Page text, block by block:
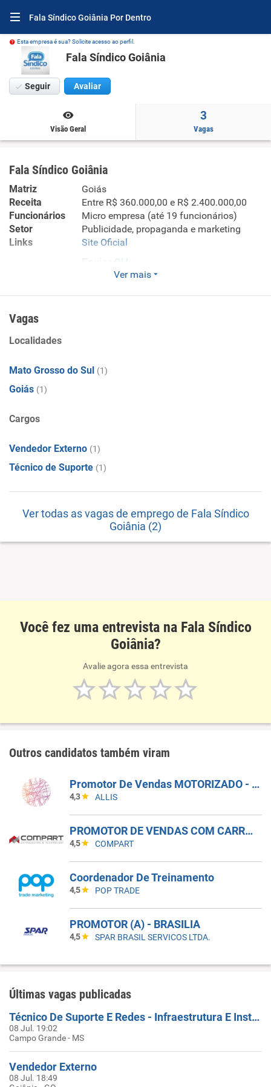
Fala Síndico Goiânia Por Dentro
Esta empresa é sua? Solicite acesso ao perfil.
Fala Síndico Goiânia
Seguir Avaliar
Visão Geral
3
Vagas
Fala Síndico Goiânia
Matriz
Goiás
Receita
Entre R$ 360.000,00 e R$ 2.400.000,00
Funcionários
Micro empresa (até 19 funcionários)
Setor
Publicidade, propaganda e marketing
Links
Site Oficial
Enviar CV
entretenimento e publicidade por meio de telas digitais
moradores e empresas se conectam. Com um modelo de
profissionais que desejam fazer parte de um time
dinâmico, com oportunidades reais de desenvolvimento e
Ver mais
Vagas
Localidades
Mato Grosso do Sul (1)
Goiás (1)
Cargos
Vendedor Externo (1)
Técnico de Suporte (1)
Ver todas as vagas de emprego de Fala Síndico
Goiânia (2)
Você fez uma entrevista na Fala Síndico
Goiânia?
Avalie agora essa entrevista
Outros candidatos também viram
Promotor De Vendas MOTORIZADO - Pojuca E São Sebastião Do Passé (BA)
4,3 ALLIS
PROMOTOR DE VENDAS COM CARRO - INDAIATUBA - SP
4,5 COMPART
Coordenador De Treinamento
4,5 POP TRADE
PROMOTOR (A) - BRASILIA
4,5 SPAR BRASIL SERVICOS LTDA.
Últimas vagas publicadas
Técnico De Suporte E Redes - Infraestrutura E Instalação De Equipamentos
08 Jul. 19:02
Campo Grande - MS
Vendedor Externo
08 Jul. 18:49